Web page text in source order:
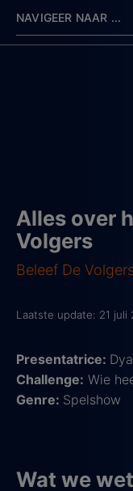
NAVIGEER NAAR ...
Alles over
Volgers
Beleef De
Laatste update: 21 juli
Presentatrice:
Challenge: Wie
Genre: Spelshow
Wat we